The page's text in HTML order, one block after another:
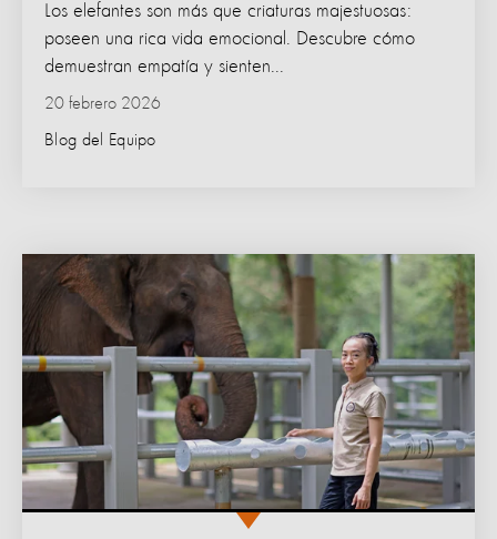
20 febrero 2026
Blog del Equipo
Los elefantes son más que criaturas majestuosas:
poseen una rica vida emocional. Descubre cómo
demuestran empatía y sienten...